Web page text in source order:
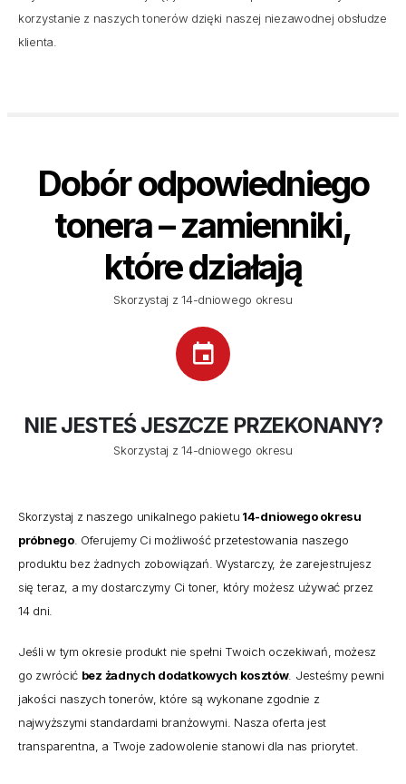
korzystanie z naszych tonerów dzięki naszej niezawodnej obsłudze
klienta.
Dobór odpowiedniego
tonera – zamienniki,
które działają
Skorzystaj z 14-dniowego okresu
NIE JESTEŚ JESZCZE PRZEKONANY?
Skorzystaj z 14-dniowego okresu
Skorzystaj z naszego unikalnego pakietu 14-dniowego okresu
próbnego. Oferujemy Ci możliwość przetestowania naszego
produktu bez żadnych zobowiązań. Wystarczy, że zarejestrujesz
się teraz, a my dostarczymy Ci toner, który możesz używać przez
14 dni.
Jeśli w tym okresie produkt nie spełni Twoich oczekiwań, możesz
go zwrócić bez żadnych dodatkowych kosztów. Jesteśmy pewni
jakości naszych tonerów, które są wykonane zgodnie z
najwyższymi standardami branżowymi. Nasza oferta jest
transparentna, a Twoje zadowolenie stanowi dla nas priorytet.